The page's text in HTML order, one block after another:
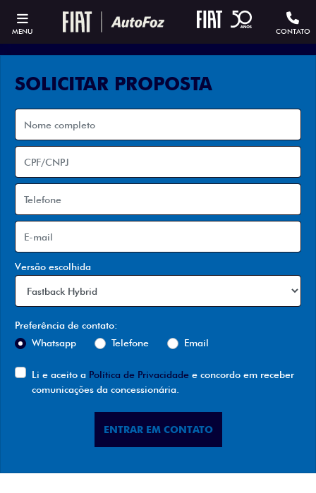
MENU CONTATO
SOLICITAR PROPOSTA
Versão escolhida
Preferência de contato:
Whatsapp
Telefone Email
Li e aceito a Política de Privacidade e concordo em receber
comunicações da concessionária.
ENTRAR EM CONTATO